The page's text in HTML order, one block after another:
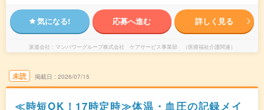
気になる! 応募へ進む 詳しく見る
派遣会社 マンパワーグループ株式会社 ケアサービス事業部 （医療福祉介護関連）
未読 掲載日 2026/07/15
≪時短OK！17時定時≫体温・血圧の記録メイ